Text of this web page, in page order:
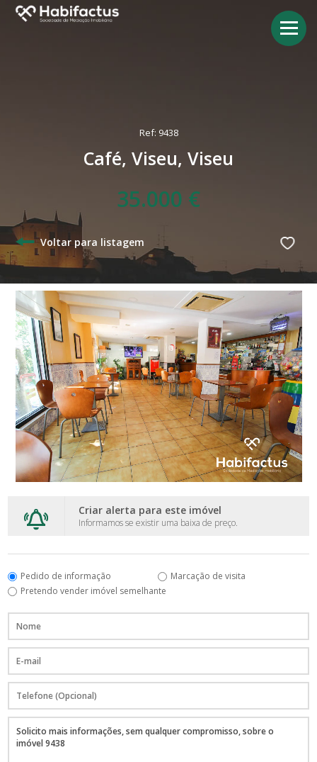
Ref: 9438
Café, Viseu, Viseu
35.000 €
Voltar para listagem
Criar alerta para este imóvel
Informamos se existir uma baixa de preço.
Pedido de informação
Marcação de visita
Pretendo vender imóvel semelhante